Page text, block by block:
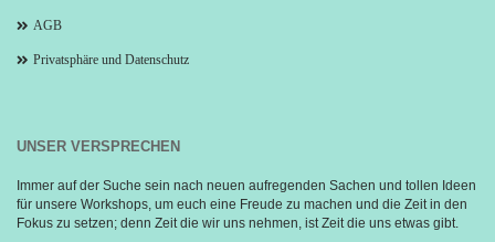
AGB
Privatsphäre und Datenschutz
UNSER VERSPRECHEN
Immer auf der Suche sein nach neuen aufregenden Sachen und tollen Ideen
für unsere Workshops, um euch eine Freude zu machen und die Zeit in den
Fokus zu setzen; denn Zeit die wir uns nehmen, ist Zeit die uns etwas gibt.